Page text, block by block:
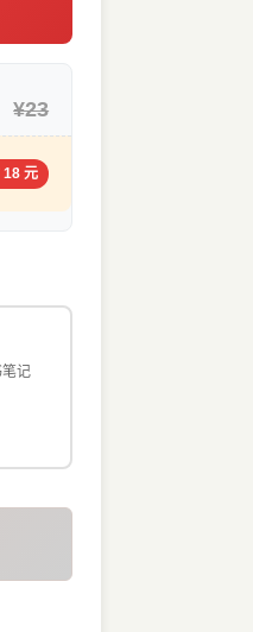
¥23
18 元
记